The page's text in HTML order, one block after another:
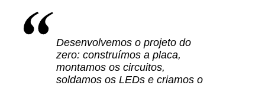
Desenvolvemos o projeto do
zero: construímos a placa,
montamos os circuitos,
soldamos os LEDs e criamos o